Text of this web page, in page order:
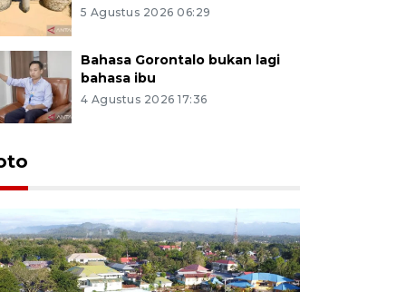
5 Agustus 2026 06:29
Bahasa Gorontalo bukan lagi
bahasa ibu
4 Agustus 2026 17:36